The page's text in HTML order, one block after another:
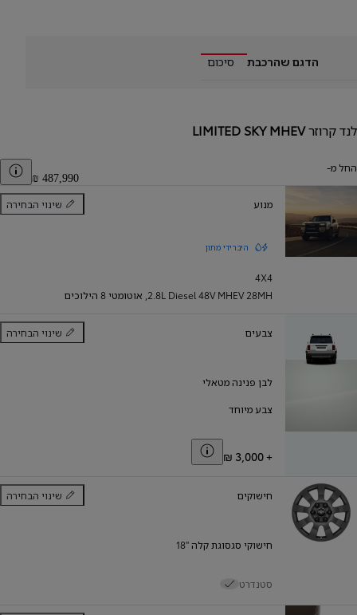
הדגם שהרכבת סיכום
לנד קרוזרLIMITED SKY MHEV
החל מ-
מנוע שינוי הבחירה
מנוע
היברידי מתון
4X4
2.8L Diesel 48V MHEV 28MH אוטומטי 8 הילוכים
צבעים שינוי הבחירה
צבעים
לבן פנינה מטאלי
צבע מיוחד
+
חישוקים שינוי הבחירה
חישוקים
חישוקי סגסוגת קלה "18
סטנדרט